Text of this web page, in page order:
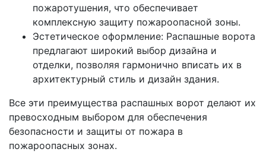
пожаротушения, что обеспечивает
комплексную защиту пожароопасной зоны.
Эстетическое оформление: Распашные ворота
предлагают широкий выбор дизайна и
отделки, позволяя гармонично вписать их в
архитектурный стиль и дизайн здания.
Все эти преимущества распашных ворот делают их
превосходным выбором для обеспечения
безопасности и защиты от пожара в
пожароопасных зонах.